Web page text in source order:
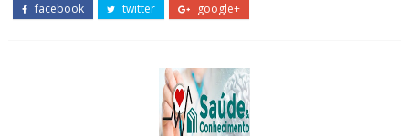
facebook twitter google+